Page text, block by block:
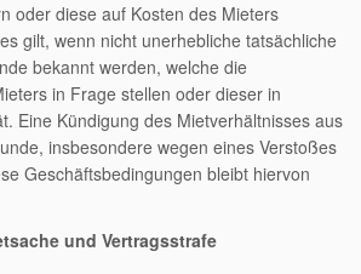
oder diese auf Kosten des Mieters
gilt, wenn nicht unerhebliche tatsächliche
bekannt werden, welche die
in Frage stellen oder dieser in
Eine Kündigung des Mietverhältnisses aus
insbesondere wegen eines Verstoßes
Geschäftsbedingungen bleibt hiervon
und Vertragsstrafe